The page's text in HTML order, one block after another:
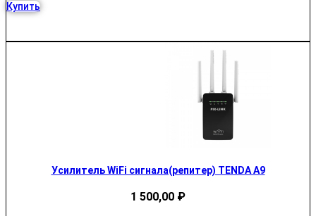
Купить
Усилитель WiFi сигнала(репитер) TENDA A9
1 500,00 ₽